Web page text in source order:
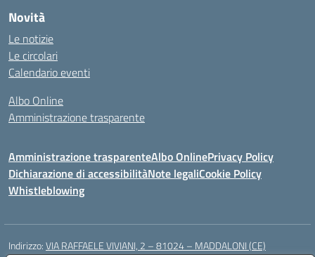
Novità
Le notizie
Le circolari
Calendario eventi
Albo Online
Amministrazione trasparente
Amministrazione trasparenteAlbo OnlinePrivacy Policy
Dichiarazione di accessibilitàNote legaliCookie Policy
Whistleblowing
Indirizzo:VIA RAFFAELE VIVIANI, 2 – 81024 – MADDALONI (CE)